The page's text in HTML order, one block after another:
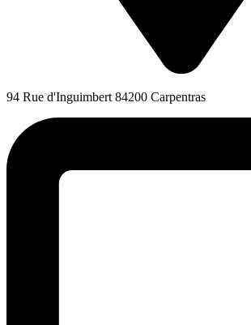
94 Rue d'Inguimbert 84200 Carpentras